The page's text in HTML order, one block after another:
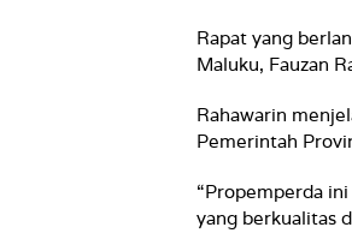
Rapat yang
Maluku, Fauzan
Rahawarin
Pemerintah
“Propemperda
yang berkualitas